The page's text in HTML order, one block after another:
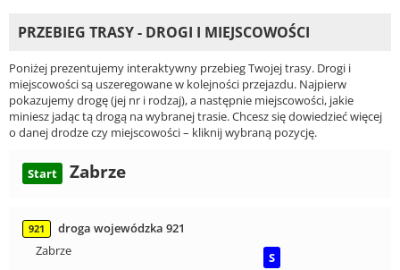
PRZEBIEG TRASY - DROGI I MIEJSCOWOŚCI
Poniżej prezentujemy interaktywny przebieg Twojej trasy. Drogi i
miejscowości są uszeregowane w kolejności przejazdu. Najpierw
pokazujemy drogę (jej nr i rodzaj), a następnie miejscowości, jakie
miniesz jadąc tą drogą na wybranej trasie. Chcesz się dowiedzieć więcej
o danej drodze czy miejscowości – kliknij wybraną pozycję.
Start Zabrze
921
droga wojewódzka 921
Zabrze
S